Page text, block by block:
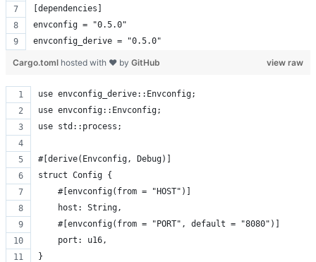
[dependencies]
envconfig = "0.5.0"
envconfig_derive = "0.5.0"
view raw
Cargo.toml hosted with ❤ by GitHub
use envconfig_derive::Envconfig;
use envconfig::Envconfig;
use std::process;
#[derive(Envconfig, Debug)]
struct Config {
    #[envconfig(from = "HOST")]
    host: String,
    #[envconfig(from = "PORT", default = "8080")]
    port: u16,
}